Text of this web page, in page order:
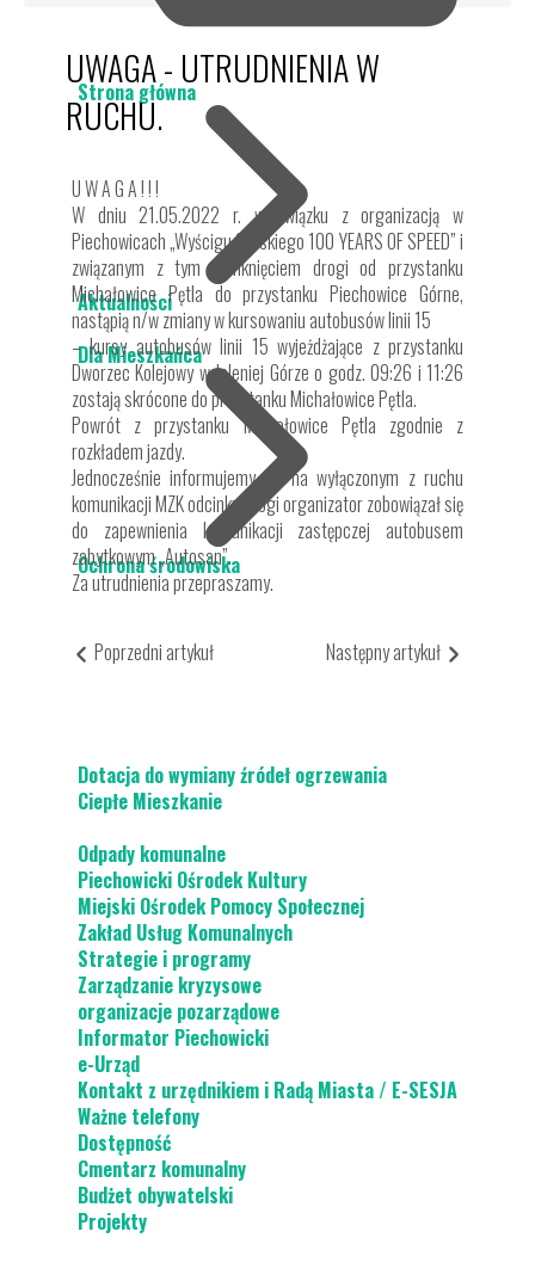
Strona główna
Aktualności
Dla Mieszkańca
Ochrona środowiska
Dotacja do wymiany źródeł ogrzewania
Ciepłe Mieszkanie
Odpady komunalne
Piechowicki Ośrodek Kultury
Miejski Ośrodek Pomocy Społecznej
Zakład Usług Komunalnych
Strategie i programy
Zarządzanie kryzysowe
organizacje pozarządowe
Informator Piechowicki
e-Urząd
Kontakt z urzędnikiem i Radą Miasta / E-SESJA
Ważne telefony
Dostępność
Cmentarz komunalny
Budżet obywatelski
Projekty
UWAGA - UTRUDNIENIA W
RUCHU.
U W A G A ! ! !
W dniu 21.05.2022 r. w związku z organizacją w
Piechowicach „Wyścigu Górskiego 100 YEARS OF SPEED” i
związanym z tym zamknięciem drogi od przystanku
Michałowice Pętla do przystanku Piechowice Górne,
nastąpią n/w zmiany w kursowaniu autobusów linii 15
– kursy autobusów linii 15 wyjeżdżające z przystanku
Dworzec Kolejowy w Jeleniej Górze o godz. 09:26 i 11:26
zostają skrócone do przystanku Michałowice Pętla.
Powrót z przystanku Michałowice Pętla zgodnie z
rozkładem jazdy.
Jednocześnie informujemy, że na wyłączonym z ruchu
komunikacji MZK odcinku drogi organizator zobowiązał się
do zapewnienia komunikacji zastępczej autobusem
zabytkowym „Autosan”.
Za utrudnienia przepraszamy.
Poprzedni artykuł Następny artykuł